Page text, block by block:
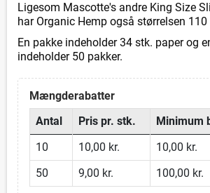
Ligesom Mascotte's andre King Size
har Organic Hemp også størrelsen
En pakke indeholder 34 stk. paper og
indeholder 50 pakker.
Mængderabatter
Antal
Pris pr. stk.
Minimum
10
10,00 kr.
10,00 kr.
50
9,00 kr. 100,00 kr.